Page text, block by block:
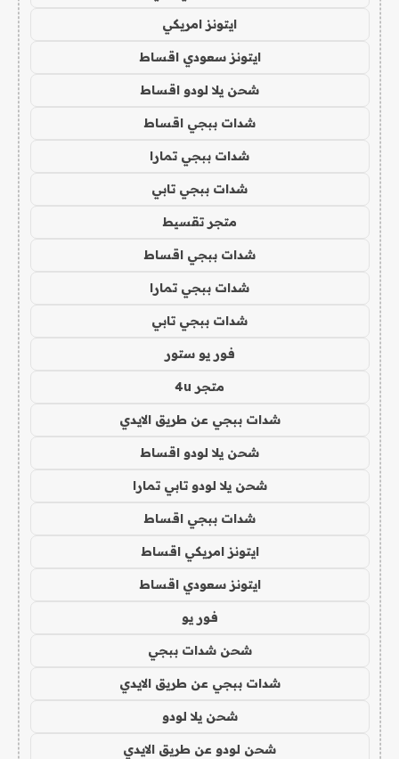
ايتونز امريكي
ايتونز سعودي اقساط
شحن يلا لودو اقساط
شدات ببجي اقساط
شدات ببجي تمارا
شدات ببجي تابي
متجر تقسيط
شدات ببجي اقساط
شدات ببجي تمارا
شدات ببجي تابي
فور يو ستور
متجر 4u
شدات ببجي عن طريق الايدي
شحن يلا لودو اقساط
شحن يلا لودو تابي تمارا
شدات ببجي اقساط
ايتونز امريكي اقساط
ايتونز سعودي اقساط
فور يو
شحن شدات ببجي
شدات ببجي عن طريق الايدي
شحن يلا لودو
شحن لودو عن طريق الايدي